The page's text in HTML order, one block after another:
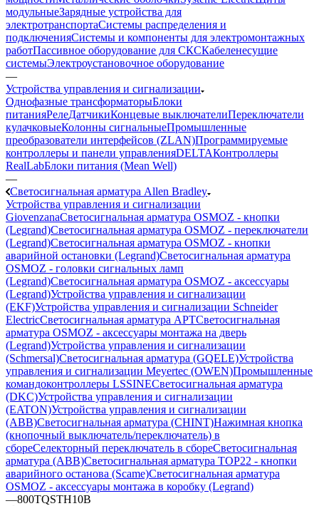
модульныеЗарядные устройства для
электротранспортаСистемы распределения и
подключенияСистемы и компоненты для электромонтажных
работПассивное оборудование для СКСКабеленесущие
системыЭлектроустановочное оборудование
—
Устройства управления и сигнализации
Однофазные трансформаторыБлоки
питанияРелеДатчикиКонцевые выключателиПереключатели
кулачковыеКолонны сигнальныеПромышленные
преобразователи интерфейсов (ZLAN)Программируемые
контроллеры и панели управленияDELTAКонтроллеры
RealLabБлоки питания (Mean Well)
—
Светосигнальная арматура Allen Bradley
Устройства управления и сигнализации
GiovenzanaСветосигнальная арматура OSMOZ - кнопки
(Legrand)Светосигнальная арматура OSMOZ - переключатели
(Legrand)Светосигнальная арматура OSMOZ - кнопки
аварийной остановки (Legrand)Светосигнальная арматура
OSMOZ - головки сигнальных ламп
(Legrand)Светосигнальная арматура OSMOZ - аксессуары
(Legrand)Устройства управления и сигнализации
(EKF)Устройства управления и сигнализации Schneider
ElectricСветосигнальная арматура APTСветосигнальная
арматура OSMOZ - аксессуары монтажа на дверь
(Legrand)Устройства управления и сигнализации
(Schmersal)Светосигнальная арматура (GQELE)Устройства
управления и сигнализации Meyertec (OWEN)Промышленные
командоконтроллеры LSSINEСветосигнальная арматура
(DKC)Устройства управления и сигнализации
(EATON)Устройства управления и сигнализации
(ABB)Светосигнальная арматура (CHINT)Нажимная кнопка
(кнопочный выключатель/переключатель) в
сбореСелекторный переключатель в сбореСветосигнальная
арматура (ABB)Светосигнальная арматура TOP22 - кнопки
аварийного останова (Scame)Светосигнальная арматура
OSMOZ - аксессуары монтажа в коробку (Legrand)
—800TQSTH10B